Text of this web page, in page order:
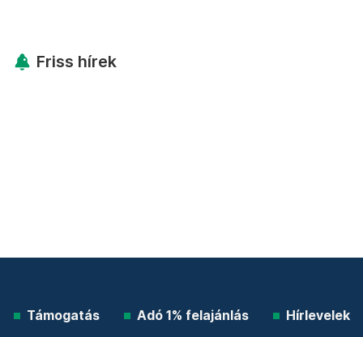
Friss hírek
Támogatás Adó 1% felajánlás Hírlevelek